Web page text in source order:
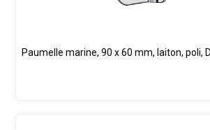
Paumelle marine, 90 x 60 mm, laiton, poli,